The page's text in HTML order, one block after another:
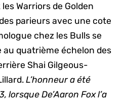
Warriors de Golden
parieurs avec une cote
chez les Bulls se
quatrième échelon des
Shai Gilgeous-
L’honneur a été
De’Aaron Fox l’a